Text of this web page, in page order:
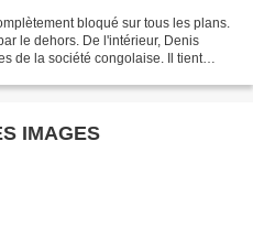
bloqué sur tous les plans.
le dehors. De l'intérieur, Denis
de la société congolaise. Il tient
IMAGES